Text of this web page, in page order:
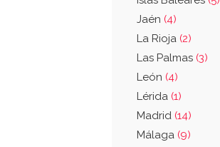
Jaén (4)
La Rioja (2)
Las Palmas (3)
León (4)
Lérida (1)
Madrid (14)
Málaga (9)